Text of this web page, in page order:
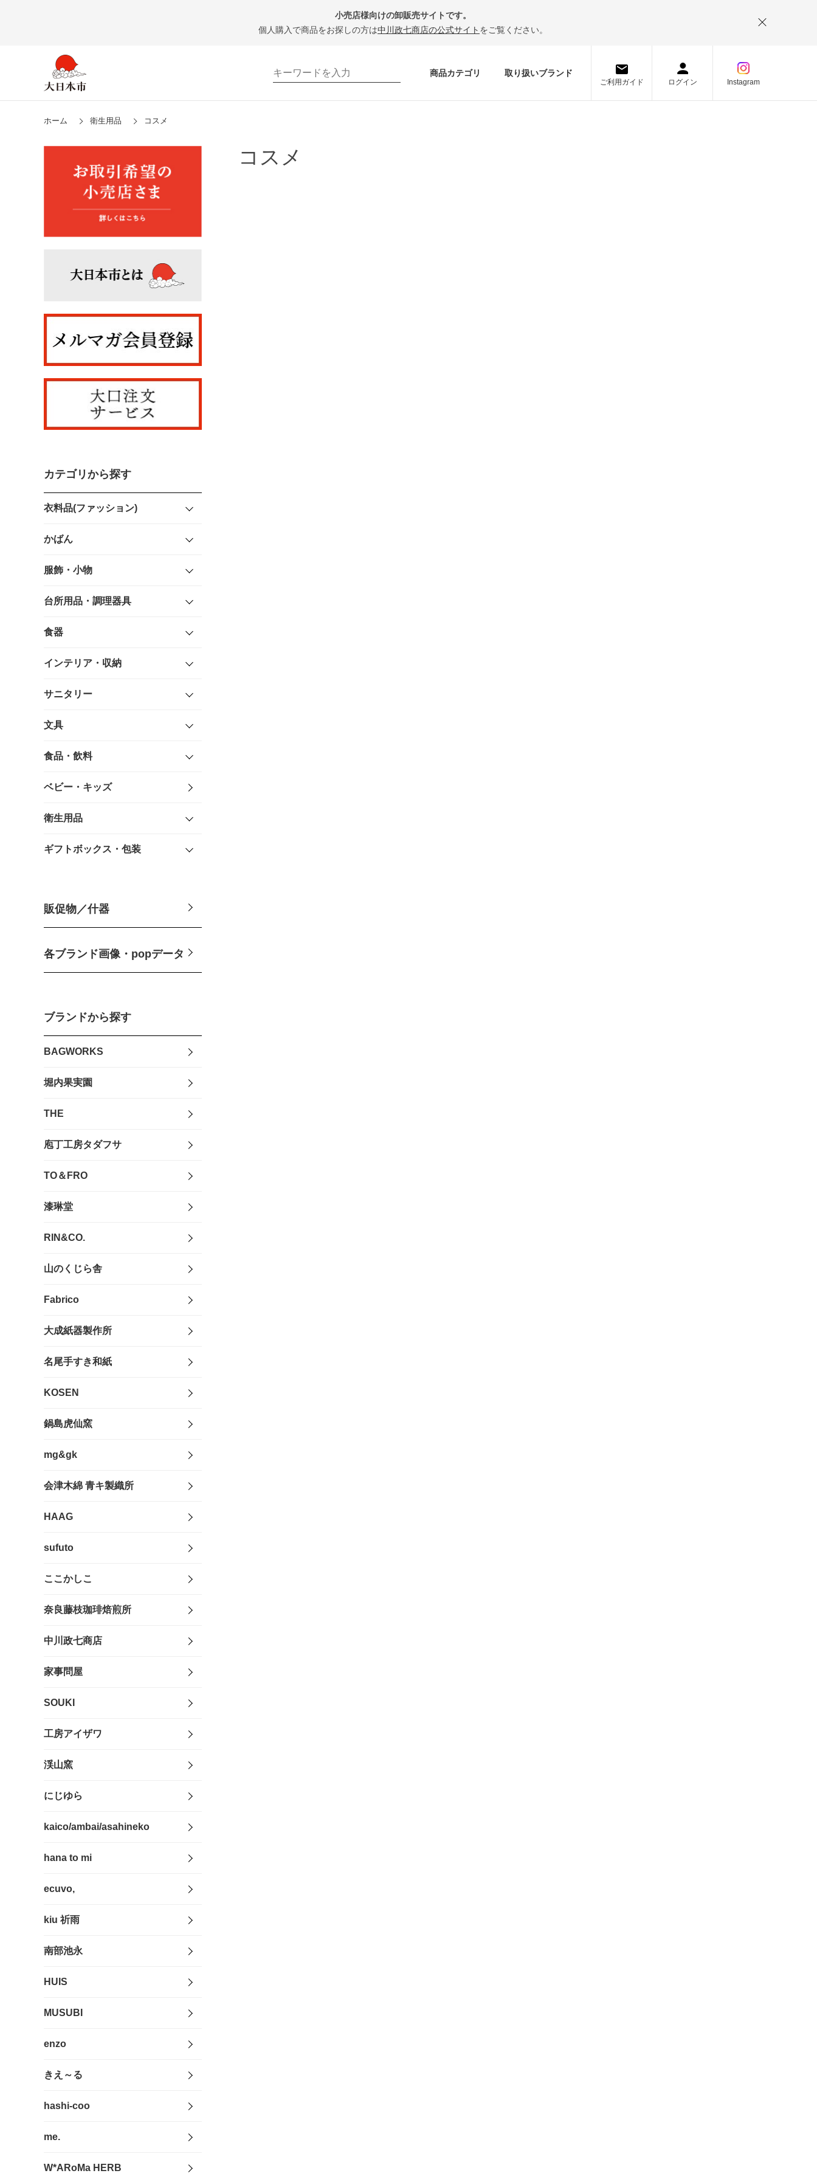
小売店様向けの卸販売サイトです。
個人購入で商品をお探しの方は中川政七商店の公式サイト をご覧ください。
商品カテゴリ 取り扱いブランド
ご利用ガイド ログイン Instagram
ホーム 衛生用品 コスメ
カテゴリから探す
衣料品(ファッション)
かばん
服飾・小物
台所用品・調理器具
食器
インテリア・収納
サニタリー
文具
食品・飲料
ベビー・キッズ
衛生用品
ギフトボックス・包装
販促物／什器
各ブランド画像・popデータ
ブランドから探す
BAGWORKS
堀内果実園
THE
庖丁工房タダフサ
TO＆FRO
漆琳堂
RIN&CO.
山のくじら舎
Fabrico
大成紙器製作所
名尾手すき和紙
KOSEN
鍋島虎仙窯
mg&gk
会津木綿 青キ製織所
HAAG
sufuto
ここかしこ
奈良藤枝珈琲焙煎所
中川政七商店
家事問屋
SOUKI
工房アイザワ
渓山窯
にじゆら
kaico/ambai/asahineko
hana to mi
ecuvo,
kiu 祈雨
南部池永
HUIS
MUSUBI
enzo
きえ～る
hashi-coo
me.
W*ARoMa HERB
コスメ